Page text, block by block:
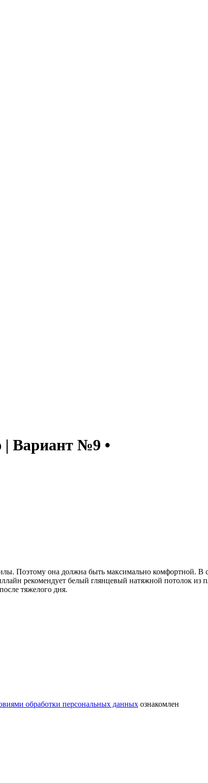
| Вариант №9 •
Поэтому она должна быть максимально комфортной.
рекомендует белый глянцевый натяжной потолок
тяжелого дня.
обработки персональных данных ознакомлен